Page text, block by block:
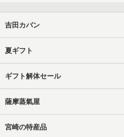
吉田カバン
夏ギフト
ギフト解体セール
薩摩蒸氣屋
宮崎の特産品